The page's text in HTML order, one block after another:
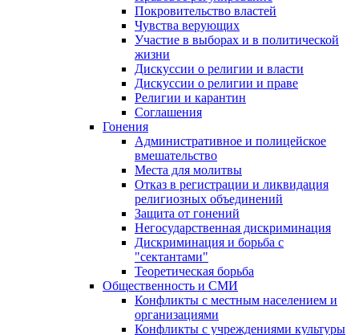
Покровительство властей
Чувства верующих
Участие в выборах и в политической
жизни
Дискуссии о религии и власти
Дискуссии о религии и праве
Религии и карантин
Соглашения
Гонения
Административное и полицейское
вмешательство
Места для молитвы
Отказ в регистрации и ликвидация
религиозных объединений
Защита от гонений
Негосударственная дискриминация
Дискриминация и борьба с
"сектантами"
Теоретическая борьба
Общественность и СМИ
Конфликты с местным населением и
организациями
Конфликты с учреждениями культуры